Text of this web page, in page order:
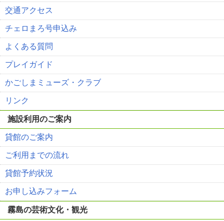
交通アクセス
チェロまろ号申込み
よくある質問
プレイガイド
かごしまミューズ・クラブ
リンク
施設利用のご案内
貸館のご案内
ご利用までの流れ
貸館予約状況
お申し込みフォーム
霧島の芸術文化・観光